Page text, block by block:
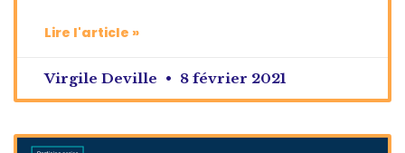
Lire l'article »
Virgile Deville 8 février 2021